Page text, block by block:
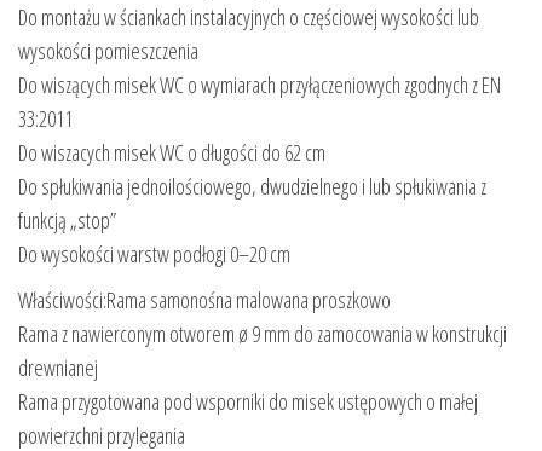
Do montażu w ściankach instalacyjnych o częściowej wysokości lub
wysokości pomieszczenia
Do wiszących misek WC o wymiarach przyłączeniowych zgodnych z EN
33:2011
Do wiszacych misek WC o długości do 62 cm
Do spłukiwania jednoilościowego, dwudzielnego i lub spłukiwania z
funkcją „stop”
Do wysokości warstw podłogi 0–20 cm
Właściwości:Rama samonośna malowana proszkowo
Rama z nawierconym otworem ø 9 mm do zamocowania w konstrukcji
drewnianej
Rama przygotowana pod wsporniki do misek ustępowych o małej
powierzchni przylegania